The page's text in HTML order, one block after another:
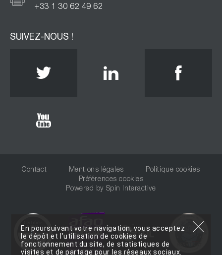
+33 1 30 62 49 62
SUIVEZ-NOUS !
Twitter Linkedin
Youtube
Contact Mentions légales
Politique cookies
Préférences cookies
Powered by Spin Interactive
En poursuivant votre navigation, vous acceptez
le dépôt et l’utilisation de cookies de
fonctionnement du site, de statistiques de
visites et de partage pour les réseaux sociaux.